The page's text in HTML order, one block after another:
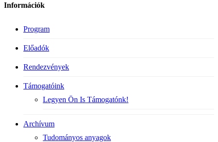
Információk
Program
Előadók
Rendezvények
Támogatóink
Legyen Ön Is Támogatónk!
Archívum
Tudományos anyagok